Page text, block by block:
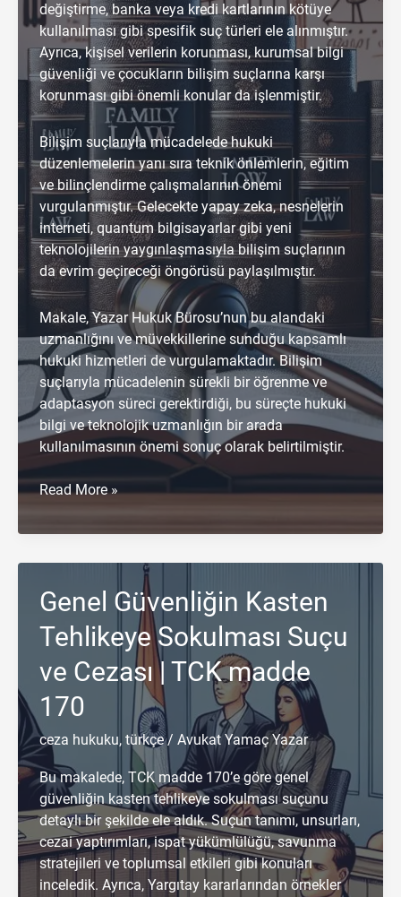
değiştirme, banka veya kredi kartlarının kötüye
kullanılması gibi spesifik suç türleri ele alınmıştır.
Ayrıca, kişisel verilerin korunması, kurumsal bilgi
güvenliği ve çocukların bilişim suçlarına karşı
korunması gibi önemli konular da işlenmiştir.
Bilişim suçlarıyla mücadelede hukuki
düzenlemelerin yanı sıra teknik önlemlerin, eğitim
ve bilinçlendirme çalışmalarının önemi
vurgulanmıştır. Gelecekte yapay zeka, nesnelerin
interneti, quantum bilgisayarlar gibi yeni
teknolojilerin yaygınlaşmasıyla bilişim suçlarının
da evrim geçireceği öngörüsü paylaşılmıştır.
Makale, Yazar Hukuk Bürosu’nun bu alandaki
uzmanlığını ve müvekkillerine sunduğu kapsamlı
hukuki hizmetleri de vurgulamaktadır. Bilişim
suçlarıyla mücadelenin sürekli bir öğrenme ve
adaptasyon süreci gerektirdiği, bu süreçte hukuki
bilgi ve teknolojik uzmanlığın bir arada
kullanılmasının önemi sonuç olarak belirtilmiştir.
Türk
Bilişim
Read More »
Genel Güvenliğin Kasten
Tehlikeye Sokulması Suçu
ve Cezası | TCK madde
170
ceza hukuku, türkçe/ Avukat Yamaç Yazar
Bu makalede, TCK madde 170’e göre genel
güvenliğin kasten tehlikeye sokulması suçunu
detaylı bir şekilde ele aldık. Suçun tanımı, unsurları,
cezai yaptırımları, ispat yükümlülüğü, savunma
stratejileri ve toplumsal etkileri gibi konuları
inceledik. Ayrıca, Yargıtay kararlarından örnekler